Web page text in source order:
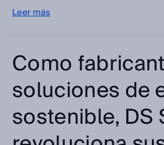
Leer más
Como
soluciones de
sostenible, DS